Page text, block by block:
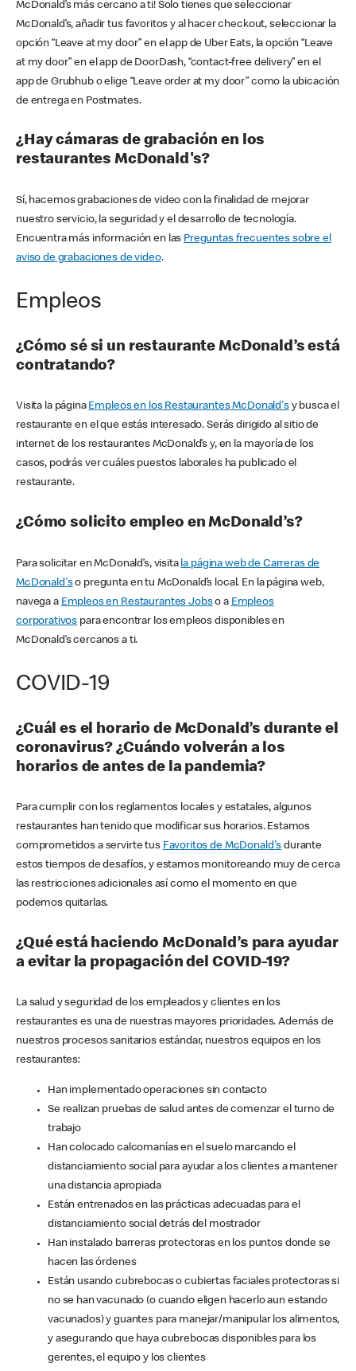
McDonald’s más cercano a ti! Solo tienes que seleccionar
McDonald’s, añadir tus favoritos y al hacer checkout, seleccionar la
opción “Leave at my door” en el app de Uber Eats, la opción “Leave
at my door” en el app de DoorDash, “contact-free delivery” en el
app de Grubhub o elige “Leave order at my door” como la ubicación
de entrega en Postmates.
¿Hay cámaras de grabación en los
restaurantes McDonald's?
Sí, hacemos grabaciones de video con la finalidad de mejorar
nuestro servicio, la seguridad y el desarrollo de tecnología.
Encuentra más información en las Preguntas frecuentes sobre el
aviso de grabaciones de video.
Empleos
¿Cómo sé si un restaurante McDonald’s está
contratando?
Visita la página Empleos en los Restaurantes McDonald'sy busca el
restaurante en el que estás interesado. Serás dirigido al sitio de
internet de los restaurantes McDonald’s y, en la mayoría de los
casos, podrás ver cuáles puestos laborales ha publicado el
restaurante.
¿Cómo solicito empleo en McDonald’s?
Para solicitar en McDonald’s, visita la página web de Carreras de
McDonald'so pregunta en tu McDonald’s local. En la página web,
navega a Empleos en Restaurantes Jobso a Empleos
corporativos para encontrar los empleos disponibles en
McDonald’s cercanos a ti.
COVID-19
¿Cuál es el horario de McDonald’s durante el
coronavirus? ¿Cuándo volverán a los
horarios de antes de la pandemia?
Para cumplir con los reglamentos locales y estatales, algunos
restaurantes han tenido que modificar sus horarios. Estamos
comprometidos a servirte tus Favoritos de McDonald's durante
estos tiempos de desafíos, y estamos monitoreando muy de cerca
las restricciones adicionales así como el momento en que
podemos quitarlas.
¿Qué está haciendo McDonald’s para ayudar
a evitar la propagación del COVID-19?
La salud y seguridad de los empleados y clientes en los
restaurantes es una de nuestras mayores prioridades. Además de
nuestros procesos sanitarios estándar, nuestros equipos en los
restaurantes:
Han implementado operaciones sin contacto
Se realizan pruebas de salud antes de comenzar el turno de
trabajo
Han colocado calcomanías en el suelo marcando el
distanciamiento social para ayudar a los clientes a mantener
una distancia apropiada
Están entrenados en las prácticas adecuadas para el
distanciamiento social detrás del mostrador
Han instalado barreras protectoras en los puntos donde se
hacen las órdenes
Están usando cubrebocas o cubiertas faciales protectoras si
no se han vacunado (o cuando eligen hacerlo aun estando
vacunados) y guantes para manejar/manipular los alimentos,
y asegurando que haya cubrebocas disponibles para los
gerentes, el equipo y los clientes